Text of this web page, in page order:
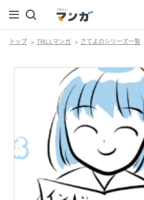
トップ TRILLマンガ さてよのシリーズ一覧